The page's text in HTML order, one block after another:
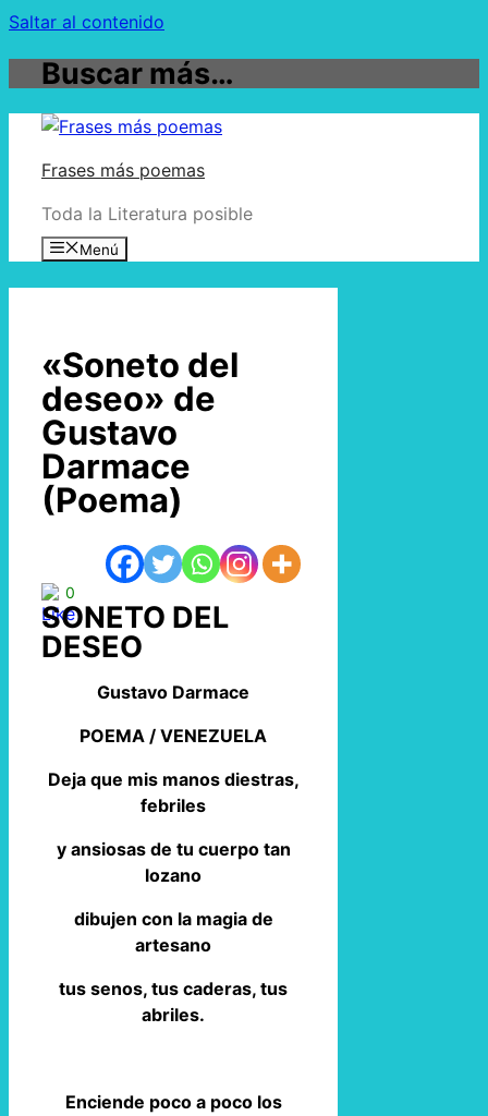
Saltar al contenido
Buscar más…
Frases más poemas
Toda la Literatura posible
Menú
«Soneto del
deseo» de
Gustavo
Darmace
(Poema)
0
SONETO DEL
DESEO
Gustavo Darmace
POEMA / VENEZUELA
Deja que mis manos diestras,
febriles
y ansiosas de tu cuerpo tan
lozano
dibujen con la magia de
artesano
tus senos, tus caderas, tus
abriles.
Enciende poco a poco los